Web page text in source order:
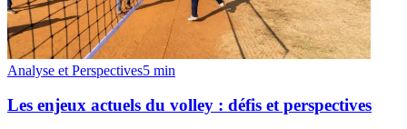
Analyse et Perspectives5 min
Les enjeux actuels du volley : défis et perspectives